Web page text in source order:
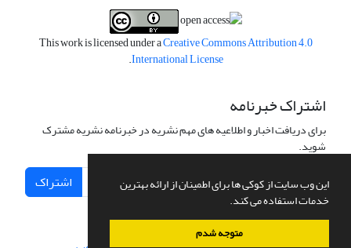
این وب سایت از کوکی ها برای اطمینان از ارائه بهترین
خدمات استفاده می کند.
متوجه شدم
This work is licensed under aCreative Commons Attribution 4.0
International License
.
اشتراک خبرنامه
برای دریافت اخبار و اطلاعیه های مهم نشریه در خبرنامه نشریه مشترک
شوید.
اشتراک